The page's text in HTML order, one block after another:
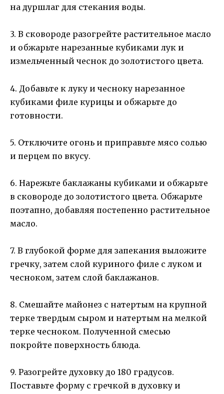
на дуршлаг для стекания воды.
3. В сковороде разогрейте растительное масло
и обжарьте нарезанные кубиками лук и
измельченный чеснок до золотистого цвета.
4. Добавьте к луку и чесноку нарезанное
кубиками филе курицы и обжарьте до
готовности.
5. Отключите огонь и приправьте мясо солью
и перцем по вкусу.
6. Нарежьте баклажаны кубиками и обжарьте
в сковороде до золотистого цвета. Обжарьте
поэтапно, добавляя постепенно растительное
масло.
7. В глубокой форме для запекания выложите
гречку, затем слой куриного филе с луком и
чесноком, затем слой баклажанов.
8. Смешайте майонез с натертым на крупной
терке твердым сыром и натертым на мелкой
терке чесноком. Полученной смесью
покройте поверхность блюда.
9. Разогрейте духовку до 180 градусов.
Поставьте форму с гречкой в духовку и